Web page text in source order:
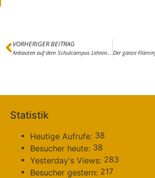
VORHERIGER BEITRAG
Anbauten auf dem Schulcampus Lehnin und am Feuerwehrgerätehaus verteuern sich
Statistik
Heutige Aufrufe: 38
Besucher heute: 38
Yesterday's Views: 283
Besucher gestern: 217